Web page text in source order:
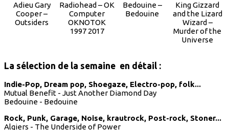
Adieu Gary
Cooper –
Outsiders
Radiohead – OK
Computer
OKNOTOK
1997 2017
Bedouine –
Bedouine
King Gizzard
and the Lizard
Wizard –
Murder of the
Universe
La sélection de la semaine en détail :
Indie-Pop, Dream pop, Shoegaze, Electro-pop, folk...
Mutual Benefit - Just Another Diamond Day
Bedouine - Bedouine
Rock, Punk, Garage, Noise, krautrock, Post-rock, Stoner...
Algiers - The Underside of Power